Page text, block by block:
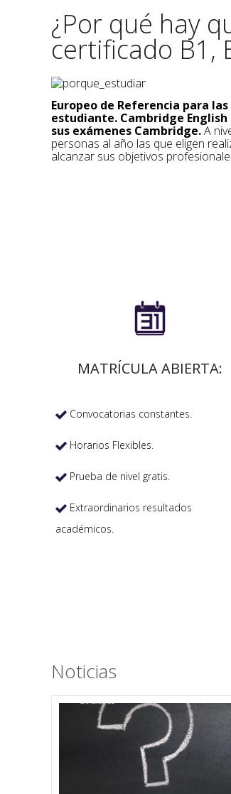
¿Por qué hay
certificado B1,
Europeo de Referencia para
estudiante. Cambridge
sus exámenes Cambridge.A
personas al año las que eligen
alcanzar sus objetivos

MATRÍCULA ABIERTA:
 Convocatorias constantes.
 Horarios Flexibles.
 Prueba de nivel gratis.
 Extraordinarios resultados
académicos.
Noticias